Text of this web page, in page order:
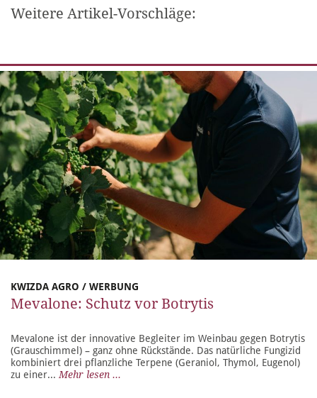
Weitere Artikel-Vorschläge:
KWIZDA AGRO / WERBUNG
Mevalone: Schutz vor Botrytis
Mevalone ist der innovative Begleiter im Weinbau gegen Botrytis
(Grauschimmel) – ganz ohne Rückstände. Das natürliche Fungizid
kombiniert drei pflanzliche Terpene (Geraniol, Thymol, Eugenol)
zu einer... Mehr lesen ...